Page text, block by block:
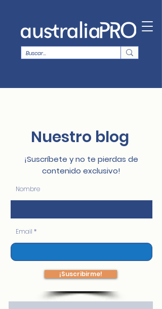
Nuestro blog
¡Suscríbete y no te pierdas de
contenido exclusivo!
Nombre
Email
¡Suscribirme!